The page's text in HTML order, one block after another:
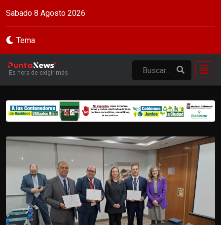
Sabado 8 Agosto 2026
Tema
Es hora de exigir más